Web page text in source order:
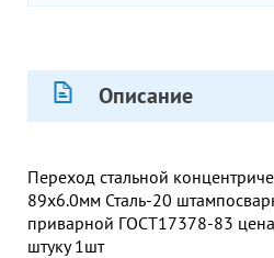
Описание
Переход стальной
89х6.0мм Сталь-20
приварной ГОСТ17378-83 цена
штуку 1шт